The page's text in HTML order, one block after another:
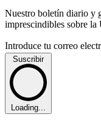
Nuestro boletín diario y
imprescindibles sobre la
Introduce tu correo
Suscribir
Loading...